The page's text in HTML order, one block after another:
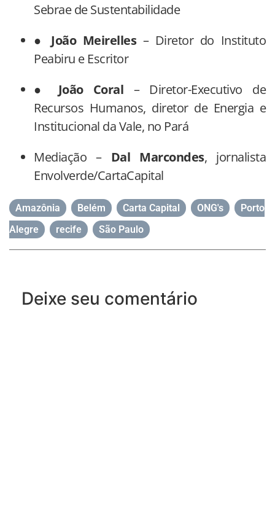
Sebrae de Sustentabilidade
● João Meirelles – Diretor do Instituto
Peabiru e Escritor
● João Coral
– Diretor-Executivo de
Recursos Humanos, diretor de Energia e
Institucional da Vale, no Pará
Mediação – Dal Marcondes, jornalista
Envolverde/CartaCapital
Amazônia Belém Carta Capital ONG's
Porto
Alegre
recife São Paulo
Deixe seu comentário